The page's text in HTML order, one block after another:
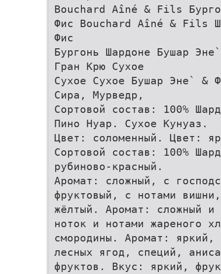
Bouchard Aîné & Fils
Фис Bouchard Aîné & Fils
Фис
Бургонь Шардоне Бушар
Гран Крю Сухое
Сухое Сухое Бушар Эне` &
Сира, Мурведр,
Сортовой состав: 100%
Пино Нуар. Сухое Кунуаз.
Цвет: соломенный. Цвет:
Сортовой состав: 100%
рубиново-красный.
Аромат: сложный, с
фруктовый, с нотами
жёлтый. Аромат: сложный и
ноток и нотами жареного
смородины. Аромат: яркий,
лесных ягод, специй,
фруктов. Вкус: яркий,